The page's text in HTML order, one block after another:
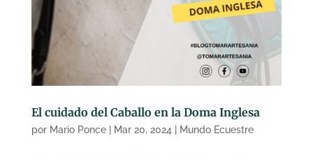
El cuidado del Caballo en la Doma Inglesa
por Mario Ponce| Mar 20, 2024| Mundo Ecuestre